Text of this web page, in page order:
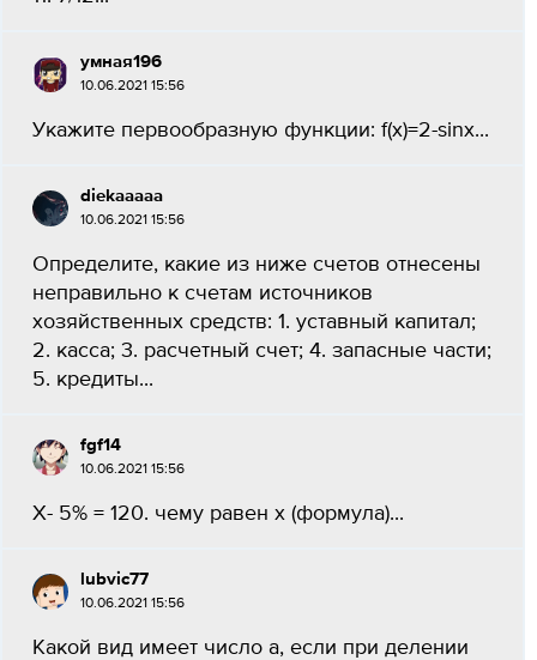
умная196
10.06.2021 15:56
Укажите первообразную функции: f(x)=2-sinx...
diekaaaaa
10.06.2021 15:56
Определите, какие из ниже счетов отнесены
неправильно к счетам источников
хозяйственных средств: 1. уставный капитал;
2. касса; 3. расчетный счет; 4. запасные части;
5. кредиты...
fgf14
10.06.2021 15:56
X- 5% = 120. чему равен х (формула)...
lubvic77
10.06.2021 15:56
Какой вид имеет число a, если при делении